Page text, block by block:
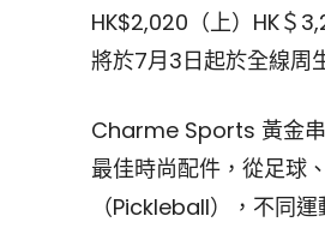
HK$2,020（上）HK＄
將於7月3日起於全線周
Charme Sports 黃金串
最佳時尚配件，從足球
（Pickleball），不同